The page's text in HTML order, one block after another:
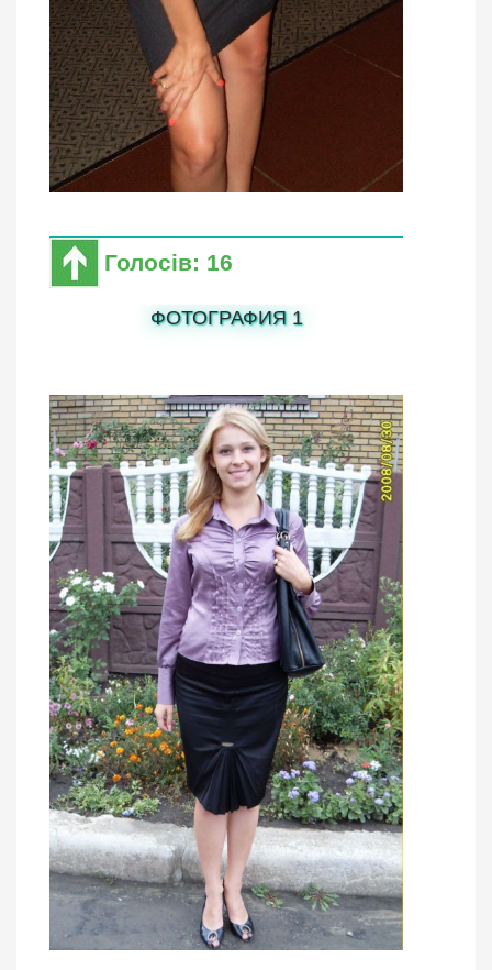
Голосів: 16
ФОТОГРАФИЯ 1